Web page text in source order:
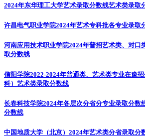
2024年东华理工大学艺术录取分数线艺术类录取
许昌电气职业学院2024年艺术专科批各专业录取
河南应用技术职业学院2024年普招艺术类、对口
取分数线
信阳学院2022-2024年普通类、艺术类专业在豫
科） 艺术类录取分数线
长春科技学院2024年各层次分省分专业录取分数
分数线
中国地质大学（北京）2024年艺术类分省录取分